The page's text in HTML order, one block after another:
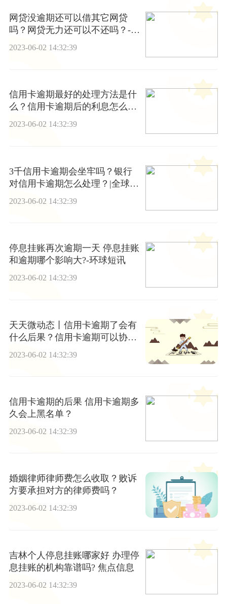
网贷没逾期还可以借其它网贷
吗？网贷无力还可以不还吗？-天
天百事通
2023-06-02 14:32:39
信用卡逾期最好的处理方法是什
么？信用卡逾期后的利息怎么
算？
2023-06-02 14:32:39
3千信用卡逾期会坐牢吗？银行
对信用卡逾期怎么处理？|全球微
2023-06-02 14:32:39
停息挂账再次逾期一天 停息挂账
和逾期哪个影响大?-环球短讯
2023-06-02 14:32:39
天天微动态丨信用卡逾期了会有
什么后果？信用卡逾期可以协商
2023-06-02 14:32:39
信用卡逾期的后果 信用卡逾期多
久会上黑名单？
2023-06-02 14:32:39
婚姻律师律师费怎么收取？败诉
方要承担对方的律师费吗？
2023-06-02 14:32:39
吉林个人停息挂账哪家好 办理停
息挂账的机构靠谱吗? 焦点信息
2023-06-02 14:32:39